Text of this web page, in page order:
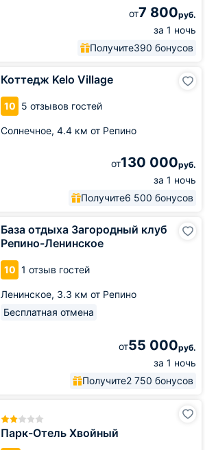
от7 800руб.
за 1 ночь
Получите390 бонусов
Коттедж Kelo Village
10 5 отзывов гостей
Солнечное, 4.4 км от Репино
от130 000руб.
за 1 ночь
Получите6 500 бонусов
База отдыха Загородный клуб
Репино-Ленинское
10 1 отзыв гостей
Ленинское, 3.3 км от Репино
Бесплатная отмена
от55 000руб.
за 1 ночь
Получите2 750 бонусов
Парк-Отель Хвойный